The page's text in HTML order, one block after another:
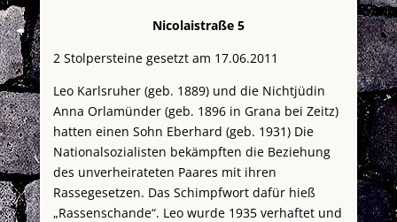
Nicolaistraße 5
2 Stolpersteine gesetzt am 17.06.2011
Leo Karlsruher (geb. 1889) und die Nichtjüdin
Anna Orlamünder (geb. 1896 in Grana bei Zeitz)
hatten einen Sohn Eberhard (geb. 1931) Die
Nationalsozialisten bekämpften die Beziehung
des unverheirateten Paares mit ihren
Rassegesetzen. Das Schimpfwort dafür hieß
„Rassenschande“. Leo wurde 1935 verhaftet und